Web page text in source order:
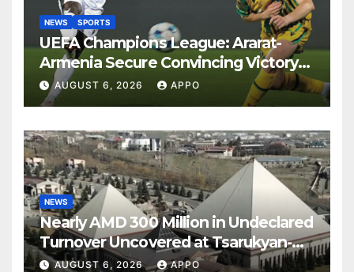
NEWS SPORTS
UEFA Champions League: Ararat-
Armenia Secure Convincing Victory
Over Shamrock Rovers 2-0
AUGUST 6, 2026 APPO
NEWS
Nearly AMD 300 Million in Undeclared
Turnover Uncovered at Tsarukyan-
Owned Entertainment Center
AUGUST 6, 2026 APPO